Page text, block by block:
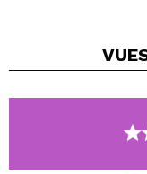
difuminar
llamativo y definido.
Utiliza la fórmula
manzanas de las